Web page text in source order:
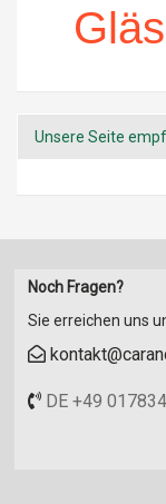
Unsere Seite
Noch Fragen?
Sie erreichen uns
DE +49